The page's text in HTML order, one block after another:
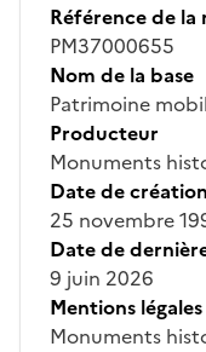
Référence de la
PM37000655
Nom de la base
Patrimoine
Producteur
Monuments
Date de
25 novembre
Date de
9 juin 2026
Mentions légales
Monuments